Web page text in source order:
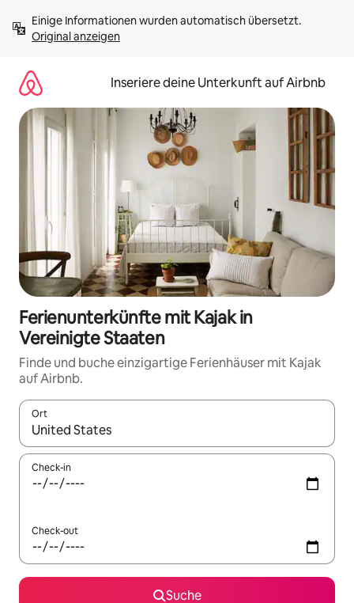
Inhalten
springenOriginal anzeigen
Inseriere deine Unterkunft auf Airbnb
Ferienunterkünfte mit Kajak in
Vereinigte Staaten
Finde und buche einzigartige Ferienhäuser mit Kajak
auf Airbnb.
Ort
Wenn Ergebnisse verfügbar sind, navigiere mit den
Check-in
Check-out
Suche